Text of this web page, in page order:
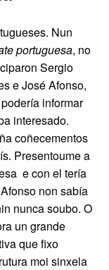
Nun
portuguesa, no
Sergio
e José Afonso,
informar
interesado.
coñecementos
Presentoume a
e con el tería
non sabía
nunca soubo. O
un grande
que fixo
moi sinxela